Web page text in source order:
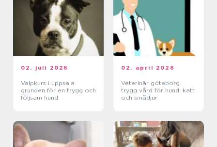
02. juli 2026
Valpkurs i uppsala
grunden för en trygg och
följsam hund
02. april 2026
Veterinär göteborg
trygg vård för hund, katt
och smådjur